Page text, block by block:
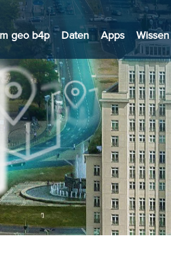
geo b4p Daten Apps Wissen